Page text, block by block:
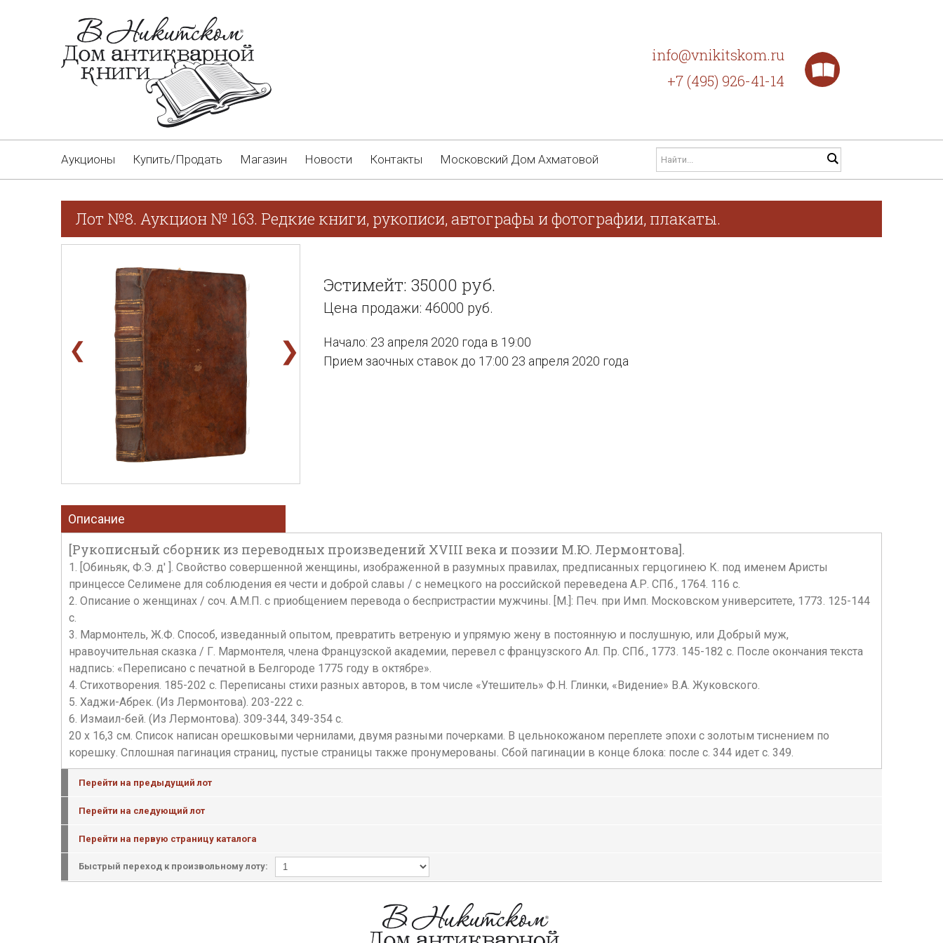
info@vnikitskom.ru
+7 (495) 926-41-14
Аукционы Купить/Продать Магазин Новости Контакты Московский Дом Ахматовой
Лот №8. Аукцион № 163. Редкие книги, рукописи, автографы и фотографии, плакаты.
❮ ❯
Эстимейт: 35000 руб.
Цена продажи: 46000 руб.
Начало: 23 апреля 2020 года в 19:00
Прием заочных ставок до 17:00 23 апреля 2020 года
Описание
[Рукописный сборник из переводных произведений XVIII века и поэзии М.Ю. Лермонтова].
1. [Обиньяк, Ф.Э. д' ]. Свойство совершенной женщины, изображенной в разумных правилах, предписанных герцогинею К. под именем Аристы
принцессе Селимене для соблюдения ея чести и доброй славы / с немецкого на российской переведена А.Р. СПб., 1764. 116 с.
2. Описание о женщинах / соч. А.М.П. с приобщением перевода о беспристрастии мужчины. [М.]: Печ. при Имп. Московском университете, 1773. 125-144
с.
3. Мармонтель, Ж.Ф. Способ, изведанный опытом, превратить ветреную и упрямую жену в постоянную и послушную, или Добрый муж,
нравоучительная сказка / Г. Мармонтеля, члена Французской академии, перевел с французского Ал. Пр. СПб., 1773. 145-182 с. После окончания текста
надпись: «Переписано с печатной в Белгороде 1775 году в октябре».
4. Стихотворения. 185-202 с. Переписаны стихи разных авторов, в том числе «Утешитель» Ф.Н. Глинки, «Видение» В.А. Жуковского.
5. Хаджи-Абрек. (Из Лермонтова). 203-222 с.
6. Измаил-бей. (Из Лермонтова). 309-344, 349-354 с.
20 х 16,3 см. Список написан орешковыми чернилами, двумя разными почерками. В цельнокожаном переплете эпохи с золотым тиснением по
корешку. Сплошная пагинация страниц, пустые страницы также пронумерованы. Сбой пагинации в конце блока: после с. 344 идет с. 349.
Перейти на предыдущий лот
Перейти на следующий лот
Перейти на первую страницу каталога
Быстрый переход к произвольному лоту: